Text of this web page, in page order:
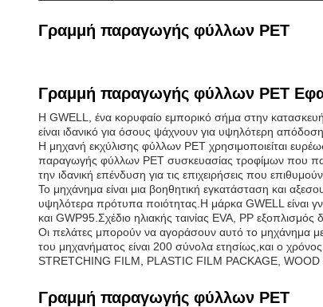
Γραμμή παραγωγής φύλλων PET
Γραμμή παραγωγής φύλλων PET
Η GWELL, ένα κορυφαίο εμπορικό σήμα στην
είναι ιδανικό για όσους ψάχνουν για υψηλότερη
Η μηχανή εκχύλισης φύλλων PET χρησιμοποιείται
παραγωγής φύλλων PET συσκευασίας τροφίμων που
την ιδανική επένδυση για τις επιχειρήσεις που
Το μηχάνημα είναι μια βοηθητική εγκατάσταση και
υψηλότερα πρότυπα ποιότητας.Η μάρκα GWELL είναι
και GWP95.Σχέδιο ηλιακής ταινίας EVA, PP
Οι πελάτες μπορούν να αγοράσουν αυτό το μηχάνημα με
του μηχανήματος είναι 200 σύνολα ετησίως,και ο
STRETCHING FILM, PLASTIC FILM PACKAGE, WOOD
Γραμμή παραγωγής φύλλων PET